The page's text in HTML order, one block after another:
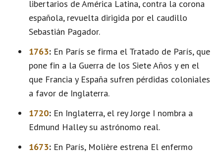
libertarios de América Latina, contra la corona
española, revuelta dirigida por el caudillo
Sebastián Pagador.
1763: En París se firma el Tratado de París, que
pone fin a la Guerra de los Siete Años y en el
que Francia y España sufren pérdidas coloniales
a favor de Inglaterra.
1720: En Inglaterra, el rey Jorge I nombra a
Edmund Halley su astrónomo real.
1673: En París, Molière estrena El enfermo